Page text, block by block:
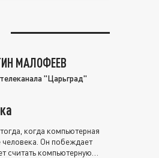
МАЛОФЕЕВ
"Царьград"
когда компьютерная
человека. Он побеждает
считать компьютерную